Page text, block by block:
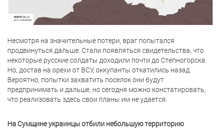
Несмотря на значительные потери, враг попытался
продвинуться дальше. Стали появляться свидетельства, что
некоторые русские солдаты доходили почти до Степногорска.
Но, достав на орехи от ВСУ, оккупанты откатились назад.
Вероятно, попытки захватить поселок они будут
предпринимать и дальше, но сегодня можно констатировать,
что реализовать здесь свои планы им не удается.
На Сумщине украинцы отбили небольшую территорию